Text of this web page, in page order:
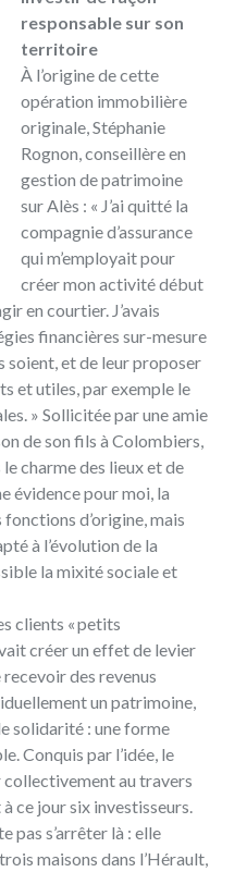
responsable sur son
territoire
À l’origine de cette
opération immobilière
originale,Stéphanie
Rognon, conseillère en
gestion de patrimoine
sur Alès : « J’ai quitté la
compagnie d’assurance
qui m’employait pour
créer mon activité début
en courtier. J’avais
financières sur-mesure
soient, et de leur proposer
et utiles, par exemple le
» Sollicitée par une amie
de son fils à Colombiers,
charme des lieux et de
évidence pour moi, la
d’origine, mais
à l’évolution de la
la mixité sociale et
clients « petits
créer un effet de levier
des revenus
un patrimoine,
solidarité : une forme
Conquis par l’idée, le
au travers
ce jour six investisseurs.
pas s’arrêter là : elle
maisons dans l’Hérault,